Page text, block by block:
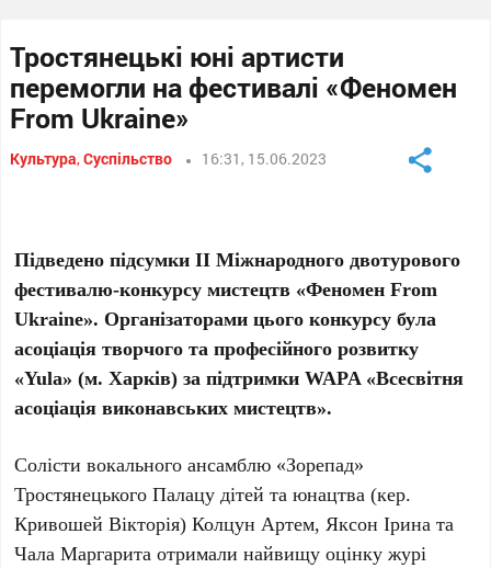
Тростянецькі юні артисти
перемогли на фестивалі «Феномен
From Ukraine»
Культура,Суспільство 16:31, 15.06.2023
Підведено підсумки II Міжнародного двотурового
фестивалю-конкурсу мистецтв «Феномен From
Ukraine». Організаторами цього конкурсу була
асоціація творчого та професійного розвитку
«Yula» (м. Харків) за підтримки WAPA «Всесвітня
асоціація виконавських мистецтв».
Солісти вокального ансамблю «Зорепад»
Тростянецького Палацу дітей та юнацтва (кер.
Кривошей Вікторія) Колцун Артем, Яксон Ірина та
Чала Маргарита отримали найвищу оцінку журі